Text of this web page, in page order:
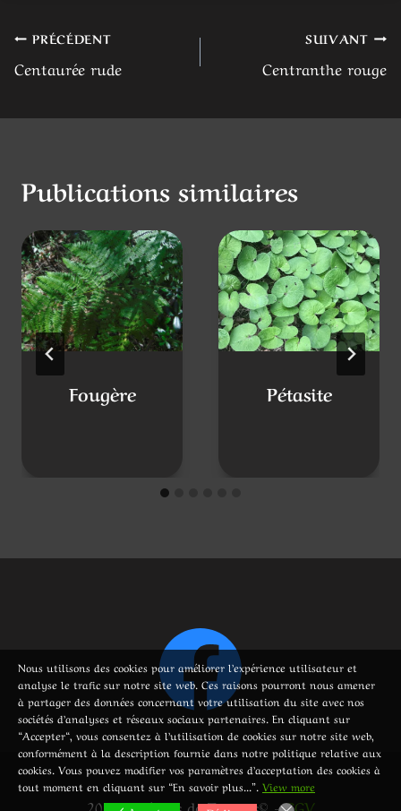
Navigation
de
l’article
PRÉCÉDENT
Centaurée rude
SUIVANT
Centranthe rouge
Publications similaires
Fougère Pétasite
2023 - Délices de Tortues© -CGV
Nous utilisons des cookies pour améliorer l’expérience utilisateur et
analyse le trafic sur notre site web. Ces raisons pourront nous amener
à partager des données concernant votre utilisation du site avec nos
sociétés d’analyses et réseaux sociaux partenaires. En cliquant sur
“Accepter“, vous consentez à l’utilisation de cookies sur notre site web,
conformément à la description fournie dans notre politique relative aux
cookies. Vous pouvez modifier vos paramètres d’acceptation des cookies à
tout moment en cliquant sur “En savoir plus...”. View more